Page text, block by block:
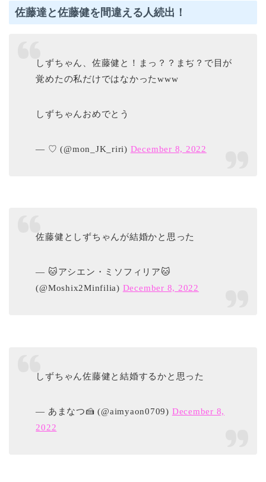
佐藤達と佐藤健を間違える人続出！
しずちゃん、佐藤健と！まっ？？まぢ？で目が
覚めたの私だけではなかったwww
しずちゃんおめでとう
— ♡ (@mon_JK_riri) December 8, 2022
佐藤健としずちゃんが結婚かと思った
— 🐱アシエン・ミソフィリア🐱
(@Moshix2Minfilia) December 8, 2022
しずちゃん佐藤健と結婚するかと思った
— あまなつ🍰 (@aimyaon0709) December 8,
2022